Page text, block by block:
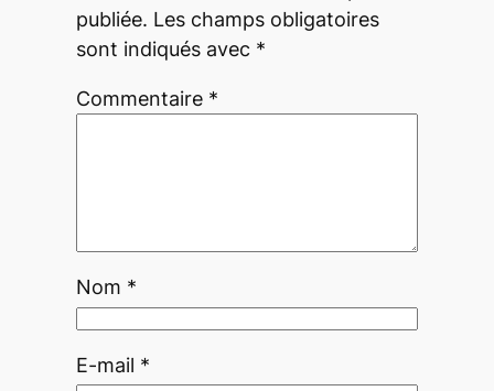
publiée. Les champs obligatoires
sont indiqués avec *
Commentaire *
Nom *
E-mail *